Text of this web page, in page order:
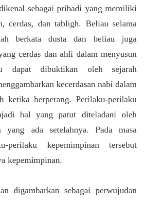
sebagai pribadi yang memiliki
cerdas, dan tabligh. Beliau selama
berkata dusta dan beliau juga
cerdas dan ahli dalam menyusun
dapat dibuktikan oleh sejarah
kecerdasan nabi dalam
ketika berperang. Perilaku-perilaku
hal yang patut diteladani oleh
yang ada setelahnya. Pada masa
perilaku kepemimpinan tersebut
kepemimpinan.
digambarkan sebagai perwujudan